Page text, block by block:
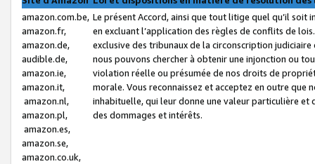
amazon.com.be,
amazon.fr,
amazon.de,
audible.de,
amazon.ie,
amazon.it,
amazon.nl,
amazon.pl,
amazon.es,
amazon.se,
amazon.co.uk,
Le présent Accord, ainsi que tout litige quel qu’il soit
en excluant l’application des règles de conflits de
exclusive des tribunaux de la circonscription
nous pouvons chercher à obtenir une injonction ou
violation réelle ou présumée de nos droits de
morale. Vous reconnaissez et acceptez en outre que
inhabituelle, qui leur donne une valeur particulière
des dommages et intérêts.